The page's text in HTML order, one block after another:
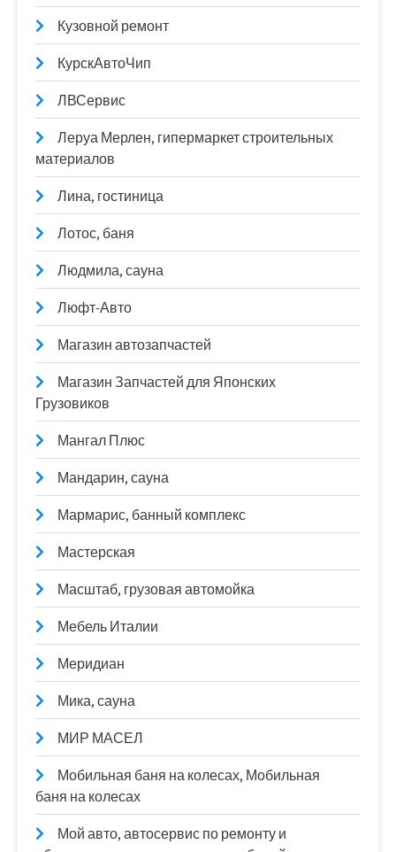
Кузовной ремонт
КурскАвтоЧип
ЛВСервис
Леруа Мерлен, гипермаркет строительных
материалов
Лина, гостиница
Лотос, баня
Людмила, сауна
Люфт-Авто
Магазин автозапчастей
Магазин Запчастей для Японских
Грузовиков
Мангал Плюс
Мандарин, сауна
Мармарис, банный комплекс
Мастерская
Масштаб, грузовая автомойка
Мебель Италии
Меридиан
Мика, сауна
МИР МАСЕЛ
Мобильная баня на колесах, Мобильная
баня на колесах
Мой авто, автосервис по ремонту и